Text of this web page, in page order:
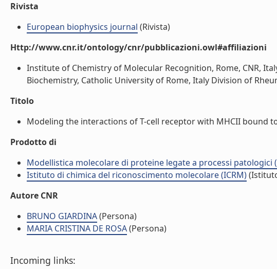
Rivista
European biophysics journal (Rivista)
Http://www.cnr.it/ontology/cnr/pubblicazioni.owl#affiliazioni
Institute of Chemistry of Molecular Recognition, Rome, CNR,
Biochemistry, Catholic University of Rome, Italy Division of
Titolo
Modeling the interactions of T-cell receptor with MHCII bound
Prodotto di
Modellistica molecolare di proteine legate a processi patologici
Istituto di chimica del riconoscimento molecolare (ICRM)
Autore CNR
BRUNO GIARDINA(Persona)
MARIA CRISTINA DE ROSA(Persona)
Incoming links: